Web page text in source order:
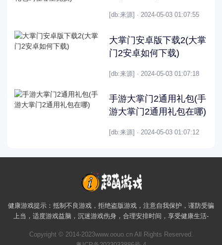
[db:来源] · 2024-05-03 01:07:55
大掌门安卓版下载2(大掌
门2安卓如何下载)
[db:来源] · 2024-05-03 01:07:18
手游大掌门2通用礼包(手
游大掌门2通用礼包在哪)
[db:来源] · 2024-05-03 01:07:12
健康游戏提示：抵制不良游戏，拒绝盗版游戏，注意自我保护，谨防受骗
上当，适度游戏益脑，沉迷游戏伤身，合理安排时间，享受健康生活-
Copyright © 2014-2023www.oouo.cn All Rights Reserved.